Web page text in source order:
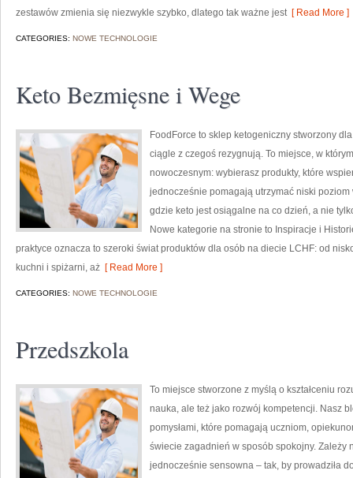
zestawów zmienia się niezwykle szybko, dlatego tak ważne jest[ Read More ]
CATEGORIES: NOWE TECHNOLOGIE
Keto Bezmięsne i Wege
FoodForce to sklep ketogeniczny stworzony
ciągle z czegoś rezygnują. To miejsce, w
nowoczesnym: wybierasz produkty, które
jednocześnie pomagają utrzymać niski
gdzie keto jest osiągalne na co dzień, a nie
Nowe kategorie na stronie to Inspiracje i
praktyce oznacza to szeroki świat produktów dla osób na diecie LCHF: od
kuchni i spiżarni, aż [ Read More ]
CATEGORIES: NOWE TECHNOLOGIE
Przedszkola
To miejsce stworzone z myślą o kształceniu
nauka, ale też jako rozwój kompetencji. Nasz
pomysłami, które pomagają uczniom,
świecie zagadnień w sposób spokojny. Zależy
jednocześnie sensowna – tak, by prowadziła